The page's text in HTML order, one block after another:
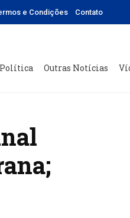
e Condições Contato
Política Outras Notícias